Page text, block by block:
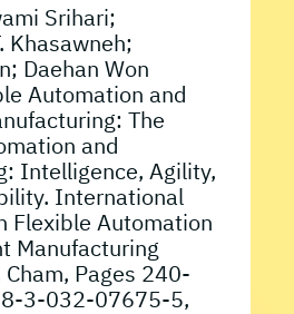
Srihari;
Khasawneh;
Daehan Won
Automation and
The
and
Intelligence, Agility,
International
Flexible Automation
Manufacturing
Pages 240-
3-032-07675-5,